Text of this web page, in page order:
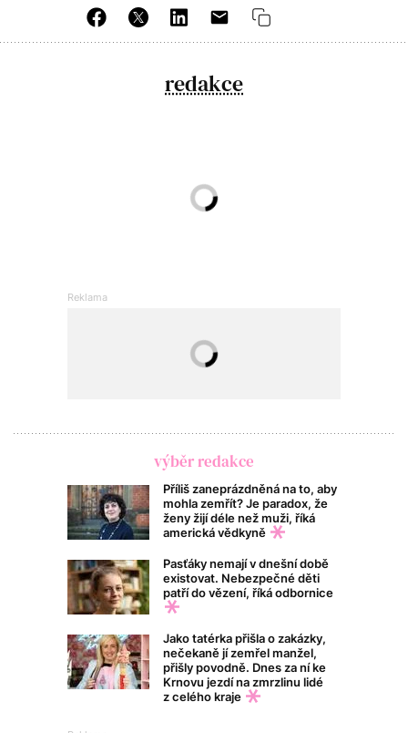
redakce
výběr redakce
Příliš zaneprázdněná na to, aby
mohla zemřít? Je paradox, že
ženy žijí déle než muži, říká
americká vědkyně
Pasťáky nemají v dnešní době
existovat. Nebezpečné děti
patří do vězení, říká odbornice
Jako tatérka přišla o zakázky,
nečekaně jí zemřel manžel,
přišly povodně. Dnes za ní ke
Krnovu jezdí na zmrzlinu lidé
z celého kraje